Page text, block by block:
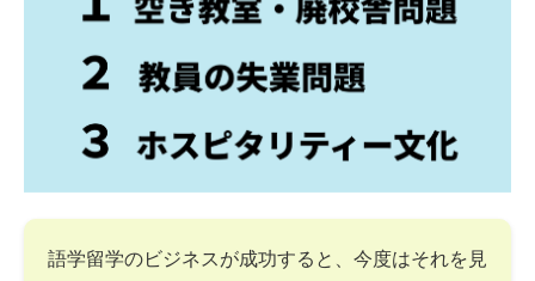
語学留学のビジネスが成功すると、今度はそれを見